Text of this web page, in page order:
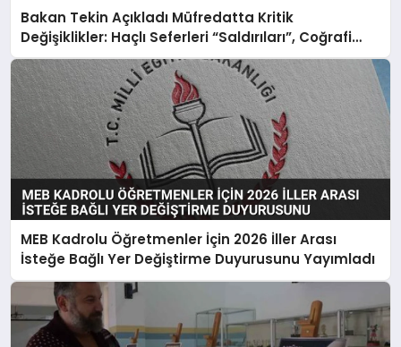
Bakan Tekin Açıkladı Müfredatta Kritik
Değişiklikler: Haçlı Seferleri “Saldırıları”, Coğrafi
Keşifler “Sömürgecilik” Oldu
MEB Kadrolu Öğretmenler İçin 2026 İller Arası
İsteğe Bağlı Yer Değiştirme Duyurusunu Yayımladı